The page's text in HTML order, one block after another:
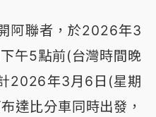
阿聯者，於2026年3
午5點前(台灣時間晚
2026年3月6日(星期
達比分車同時出發，